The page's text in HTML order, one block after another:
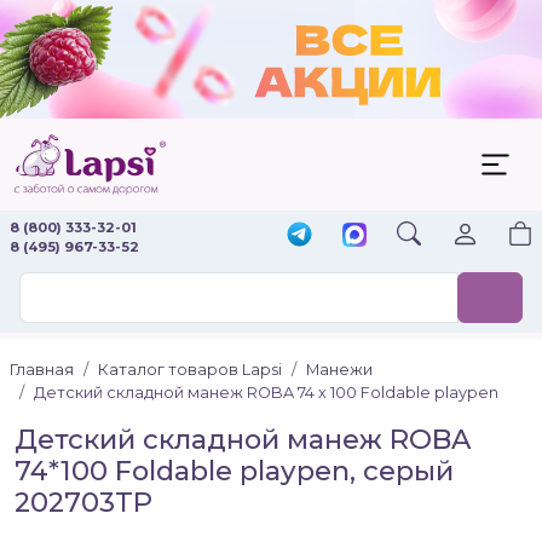
8 (800) 333-32-01
8 (495) 967-33-52
Главная Каталог товаров Lapsi
Манежи
Детский складной манеж ROBA 74 х 100 Foldable playpen
Детский складной манеж ROBA
74*100 Foldable playpen, серый
202703TP